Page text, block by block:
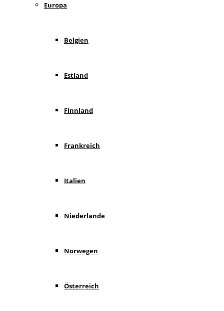
Europa
Belgien
Estland
Finnland
Frankreich
Italien
Niederlande
Norwegen
Österreich